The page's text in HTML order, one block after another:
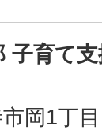
子育て
岡1丁